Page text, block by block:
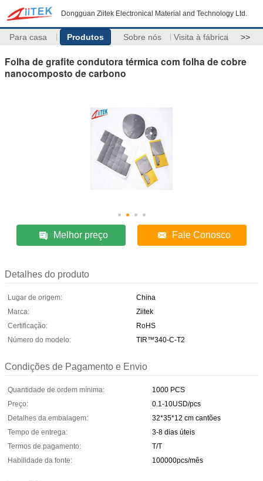
Dongguan Ziitek Electronical Material and Technology Ltd.
Para casa Produtos Sobre nós Visita à fábrica >>
Folha de grafite condutora térmica com folha de cobre
nanocomposto de carbono
Melhor preço Fale Conosco
Detalhes do produto
Lugar de origem:
China
Marca:
Ziitek
Certificação:
RoHS
Número do modelo:
TIR™340-C-T2
Condições de Pagamento e Envio
Quantidade de ordem mínima:
1000 PCS
Preço:
0.1-10USD/pcs
Detalhes da embalagem:
32*35*12 cm cantões
Tempo de entrega:
3-8 dias úteis
Termos de pagamento:
T/T
Habilidade da fonte:
100000pcs/mês